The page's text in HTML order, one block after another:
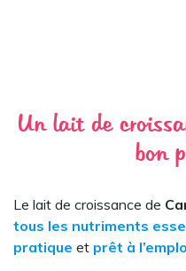
Un lait de
bon
Le lait de croissance de
tous les nutriments
pratique et prêt à